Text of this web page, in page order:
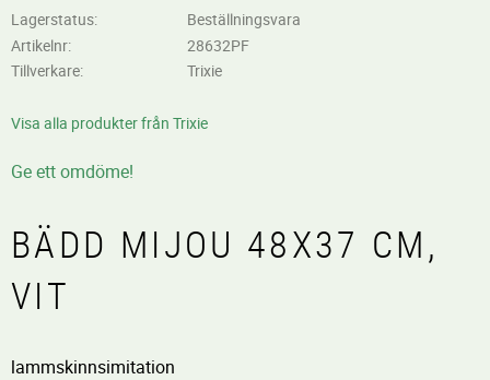
Lagerstatus
Beställningsvara
Artikelnr
28632PF
Tillverkare
Trixie
Visa alla produkter från Trixie
Ge ett omdöme!
BÄDD MIJOU 48X37 CM,
VIT
lammskinnsimitation